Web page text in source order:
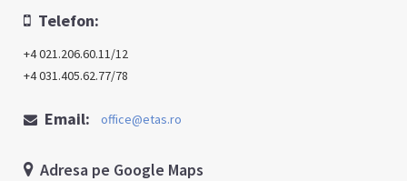
Telefon:
+4 021.206.60.11/12
+4 031.405.62.77/78
Email:office@etas.ro
Adresa pe Google Maps